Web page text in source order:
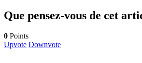
Que pensez-vous de cet
0 Points
Upvote Downvote